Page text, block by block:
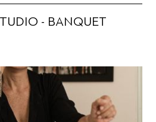
- BANQUET